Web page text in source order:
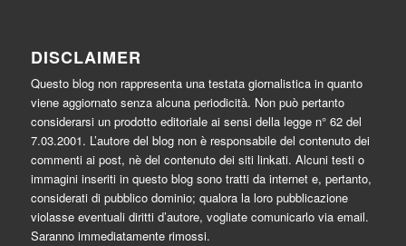
DISCLAIMER
Questo blog non rappresenta una testata giornalistica in quanto
viene aggiornato senza alcuna periodicità. Non può pertanto
considerarsi un prodotto editoriale ai sensi della legge n° 62 del
7.03.2001. L’autore del blog non è responsabile del contenuto dei
commenti ai post, nè del contenuto dei siti linkati. Alcuni testi o
immagini inseriti in questo blog sono tratti da internet e, pertanto,
considerati di pubblico dominio; qualora la loro pubblicazione
violasse eventuali diritti d’autore, vogliate comunicarlo via email.
Saranno immediatamente rimossi.